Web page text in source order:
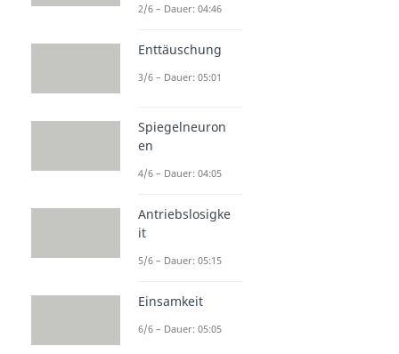
2/6 – Dauer: 04:46
Enttäuschung
3/6 – Dauer: 05:01
Spiegelneuron
en
4/6 – Dauer: 04:05
Antriebslosigke
it
5/6 – Dauer: 05:15
Einsamkeit
6/6 – Dauer: 05:05